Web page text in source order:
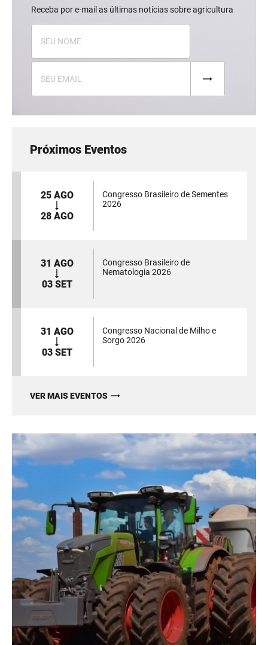
Receba por e-mail as últimas notícias sobre agricultura
Próximos Eventos
25 AGO
28 AGO
Congresso Brasileiro de Sementes
2026
31 AGO
03 SET
Congresso Brasileiro de
Nematologia 2026
31 AGO
03 SET
Congresso Nacional de Milho e
Sorgo 2026
VER MAIS EVENTOS